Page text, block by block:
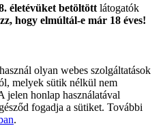
életévüket betöltött látogatók
hogy elmúltál-e már 18 éves!
olyan webes szolgáltatások
melyek sütik nélkül nem
jelen honlap használatával
fogadja a sütiket. További
.